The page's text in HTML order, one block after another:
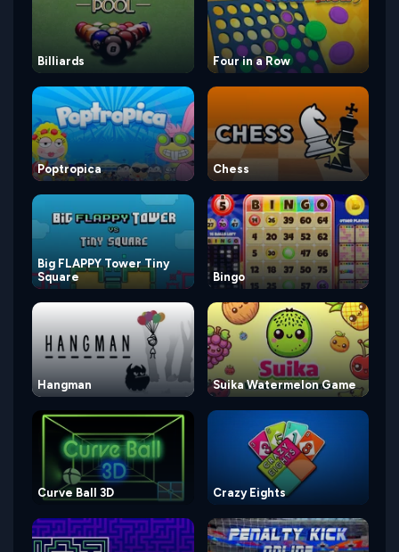
Billiards Four in a Row
Poptropica Chess
Big FLAPPY Tower Tiny
Square
Bingo
Hangman Suika Watermelon Game
Curve Ball 3D Crazy Eights